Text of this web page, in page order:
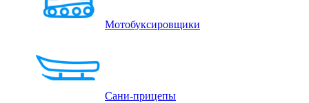
Мотобуксировщики
Сани-прицепы